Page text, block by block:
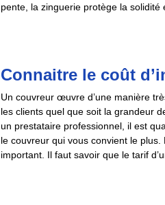
pente, la zinguerie protège la solidité
Connaitre le coût
Un couvreur œuvre d’une manière
les clients quel que soit la grandeur
un prestataire professionnel, il est
le couvreur qui vous convient le
important. Il faut savoir que le tarif